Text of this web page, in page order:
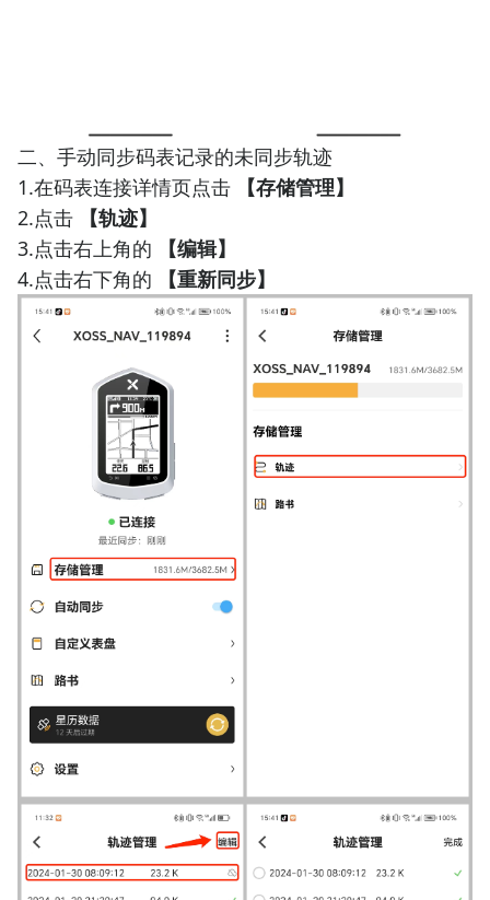
二、手动同步码表记录的未同步轨迹
1.在码表连接详情页点击
【存储管理】
2.点击
【轨迹】
3.点击右上角的
【编辑】
4.点击右下角的
【重新同步】